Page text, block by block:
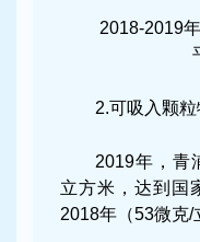
2018-2019
2.可吸入颗粒
2019年，青
立方米，达到国
2018年（53微克/